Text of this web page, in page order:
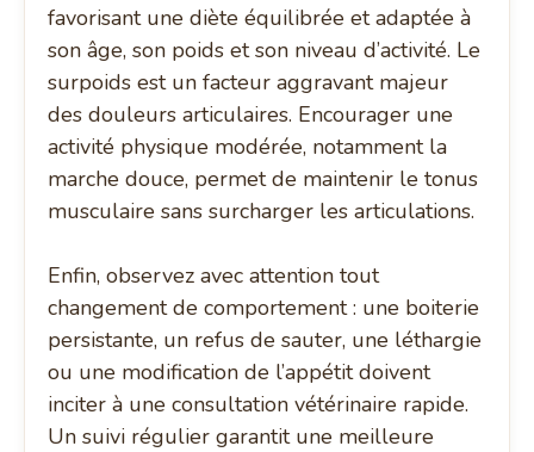
favorisant une diète équilibrée et adaptée à
son âge, son poids et son niveau d’activité. Le
surpoids est un facteur aggravant majeur
des douleurs articulaires. Encourager une
activité physique modérée, notamment la
marche douce, permet de maintenir le tonus
musculaire sans surcharger les articulations.
Enfin, observez avec attention tout
changement de comportement : une boiterie
persistante, un refus de sauter, une léthargie
ou une modification de l’appétit doivent
inciter à une consultation vétérinaire rapide.
Un suivi régulier garantit une meilleure